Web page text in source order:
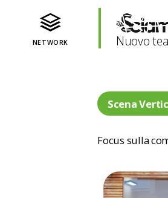
NETWORK Nuovo
Scena
Focus sulla